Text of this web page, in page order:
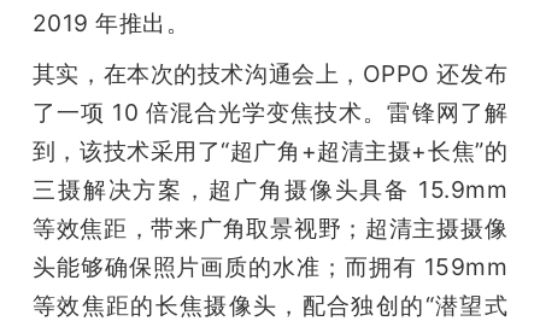
2019 年推出。
其实，在本次的技术沟通会上，OPPO 还发布
了一项 10 倍混合光学变焦技术。雷锋网了解
到，该技术采用了“超广角+超清主摄+长焦”的
三摄解决方案，超广角摄像头具备 15.9mm
等效焦距，带来广角取景视野；超清主摄摄像
头能够确保照片画质的水准；而拥有 159mm
等效焦距的长焦摄像头，配合独创的“潜望式